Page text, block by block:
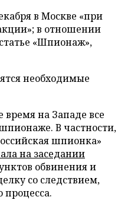
в Москве «при
в отношении
«Шпионаж»,
необходимые
на Западе все
В частности,
шпионка»
на заседании
обвинения и
со следствием,
процесса.